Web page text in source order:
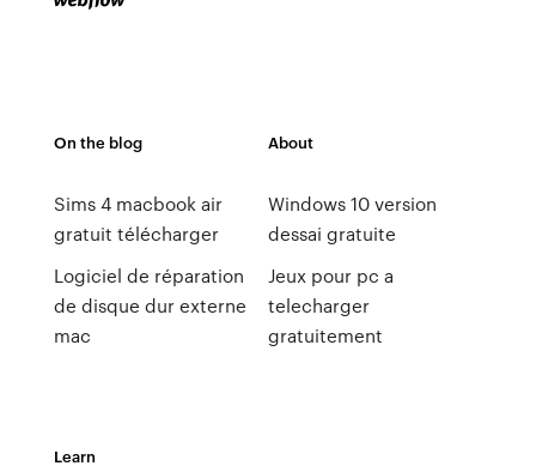
On the blog
Sims 4 macbook air
gratuit télécharger
Logiciel de réparation
de disque dur externe
mac
About
Windows 10 version
dessai gratuite
Jeux pour pc a
telecharger
gratuitement
Learn